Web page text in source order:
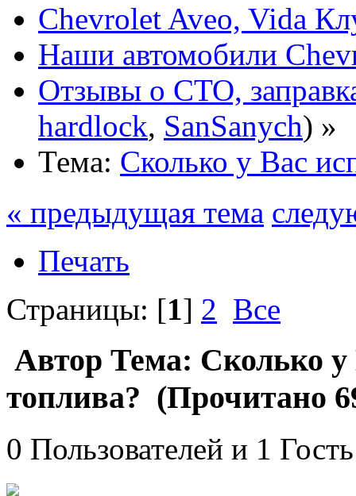
Chevrolet Aveo, Vida
Наши автомобили
Отзывы о СТО,
hardlock, SanSanych) »
Тема: Сколько у Вас
« предыдущая тема
Печать
Страницы: [1] 2 Все
Автор Тема: Сколько у
топлива? (Прочитано
0 Пользователей и 1